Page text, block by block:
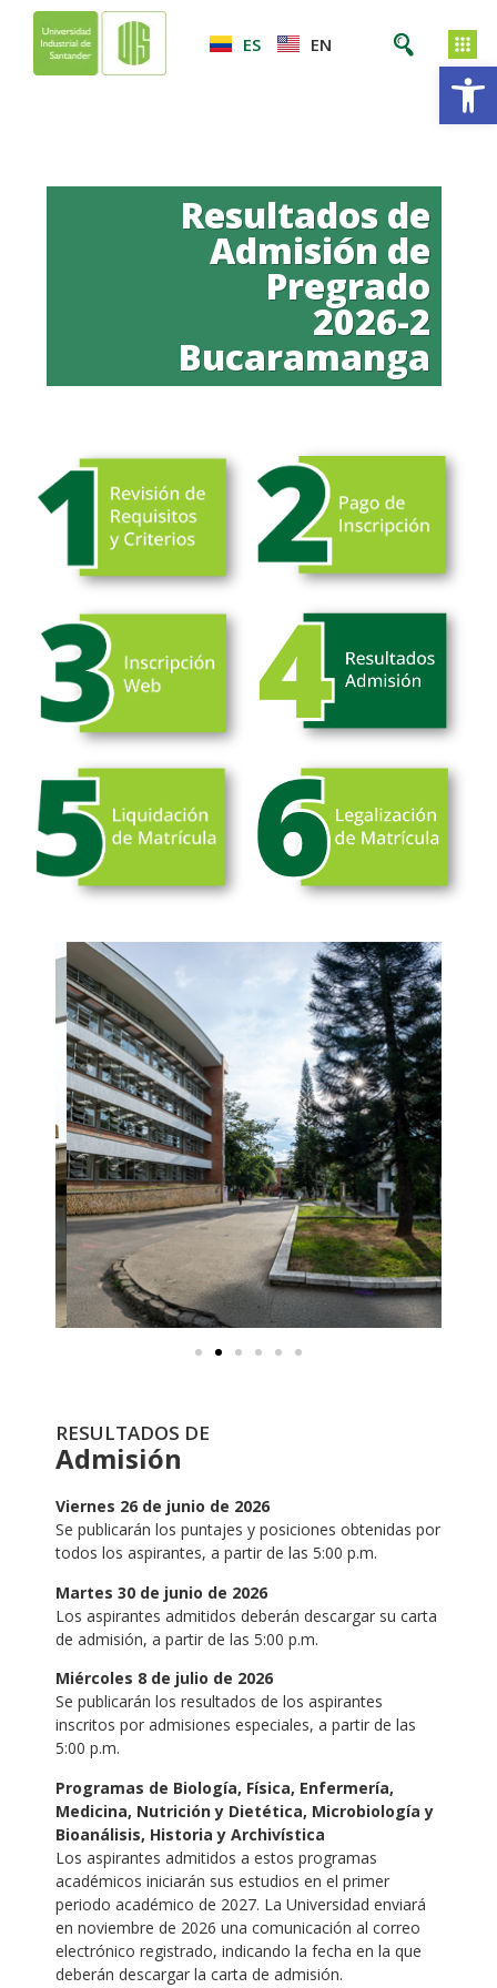
ES EN
Resultados de
Admisión de
Pregrado
2026-2
Bucaramanga
RESULTADOS DE
Admisión
Viernes 26 de junio de 2026
Se publicarán los puntajes y posiciones obtenidas por
todos los aspirantes, a partir de las 5:00 p.m.
Martes 30 de junio de 2026
Los aspirantes admitidos deberán descargar su carta
de admisión, a partir de las 5:00 p.m.
Miércoles 8 de julio de 2026
Se publicarán los resultados de los aspirantes
inscritos por admisiones especiales, a partir de las
5:00 p.m.
Programas de Biología, Física, Enfermería,
Medicina, Nutrición y Dietética, Microbiología y
Bioanálisis, Historia y Archivística
Los aspirantes admitidos a estos programas
académicos iniciarán sus estudios en el primer
periodo académico de 2027. La Universidad enviará
en noviembre de 2026 una comunicación al correo
electrónico registrado, indicando la fecha en la que
deberán descargar la carta de admisión.